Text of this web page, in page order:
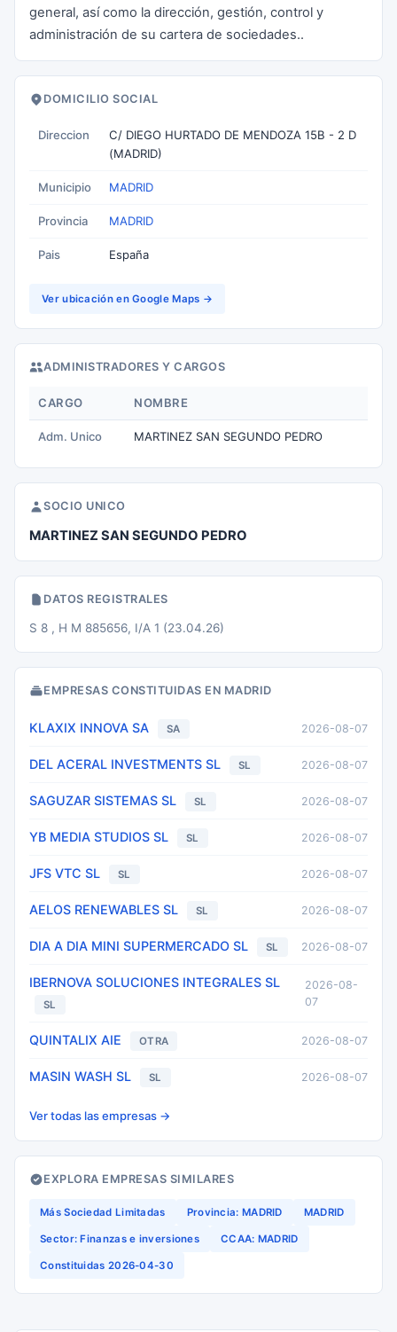
general, así como la dirección, gestión, control y
administración de su cartera de sociedades..
DOMICILIO SOCIAL
Direccion
C/ DIEGO HURTADO DE MENDOZA 15B - 2 D
(MADRID)
Municipio MADRID
Provincia MADRID
Pais España
Ver ubicación en Google Maps →
ADMINISTRADORES Y CARGOS
CARGO NOMBRE
Adm. Unico MARTINEZ SAN SEGUNDO PEDRO
SOCIO UNICO
MARTINEZ SAN SEGUNDO PEDRO
DATOS REGISTRALES
S 8 , H M 885656, I/A 1 (23.04.26)
EMPRESAS CONSTITUIDAS EN MADRID
KLAXIX INNOVA SA SA 2026-08-07
DEL ACERAL INVESTMENTS SL SL 2026-08-07
SAGUZAR SISTEMAS SL SL 2026-08-07
YB MEDIA STUDIOS SL SL 2026-08-07
JFS VTC SL SL 2026-08-07
AELOS RENEWABLES SL SL 2026-08-07
DIA A DIA MINI SUPERMERCADO SL SL 2026-08-07
IBERNOVA SOLUCIONES INTEGRALES SL
SL
2026-08-
07
QUINTALIX AIE OTRA 2026-08-07
MASIN WASH SL SL 2026-08-07
Ver todas las empresas →
EXPLORA EMPRESAS SIMILARES
Más Sociedad Limitadas Provincia: MADRID MADRID
Sector: Finanzas e inversiones CCAA: MADRID
Constituidas 2026-04-30